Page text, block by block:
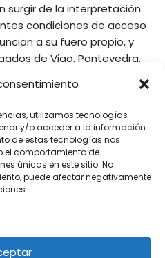
utilizamos tecnologías
y/o acceder a la información
de estas tecnologías nos
el comportamiento de
únicas en este sitio. No
puede afectar negativamente
surgir de la interpretación
condiciones de acceso
a su fuero propio, y
de Vigo, Pontevedra.
-Condiciones del Servicio
- soporte@partee.es